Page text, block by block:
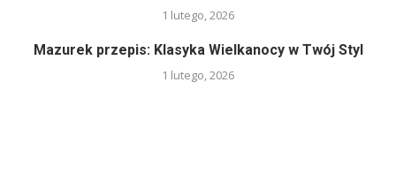
1 lutego, 2026
Mazurek przepis: Klasyka Wielkanocy w Twój Styl
1 lutego, 2026